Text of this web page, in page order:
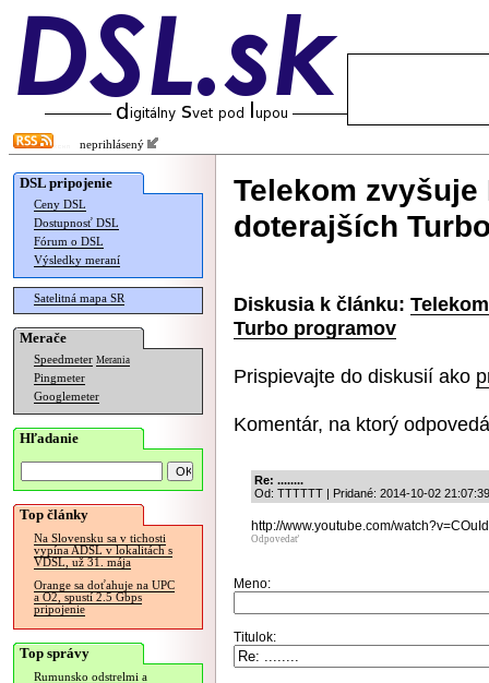
neprihlásený
DSL pripojenie
Ceny DSL
Dostupnosť DSL
Fórum o DSL
Výsledky meraní
Satelitná mapa SR
Merače
Speedmeter Merania
Pingmeter
Googlemeter
Hľadanie
Top články
Na Slovensku sa v tichosti
vypína ADSL v lokalitách s
VDSL, už 31. mája
Orange sa doťahuje na UPC
a O2, spustí 2.5 Gbps
pripojenie
Top správy
Rumunsko odstrelmi a
Telekom zvyšuje
doterajších
Diskusia k článku:
Turbo programov
Prispievajte do diskusií ako
Komentár, na ktorý
Re: ........
Od: TTTTTT | Pridané: 2014-10-02 21:07:39
http://www.youtube.com/
Odpovedať
Meno:
Titulok: